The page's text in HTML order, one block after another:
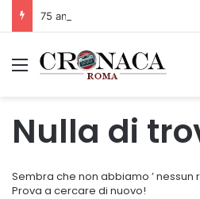
Menu
Nulla di
Sembra che non abbiamo ’ nessun
Prova a cercare di nuovo!